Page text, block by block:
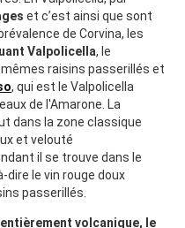
et c’est ainsi que sont
de Corvina, les
Valpolicella, le
raisins passerillés et
, qui est le Valpolicella
de l'Amarone. La
dans la zone classique
et velouté
il se trouve dans le
dire le vin rouge doux
passerillés.
volcanique, le